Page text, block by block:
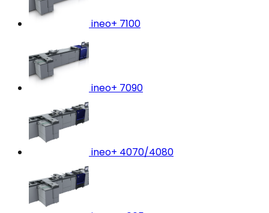
ineo+ 7100
ineo+ 7090
ineo+ 4070/4080